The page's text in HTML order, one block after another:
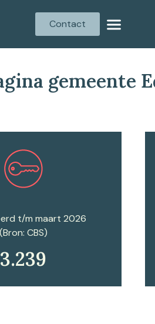
Contact
gemeente
een afspraak
t/m maart 2026
(Bron: CBS)
3.239